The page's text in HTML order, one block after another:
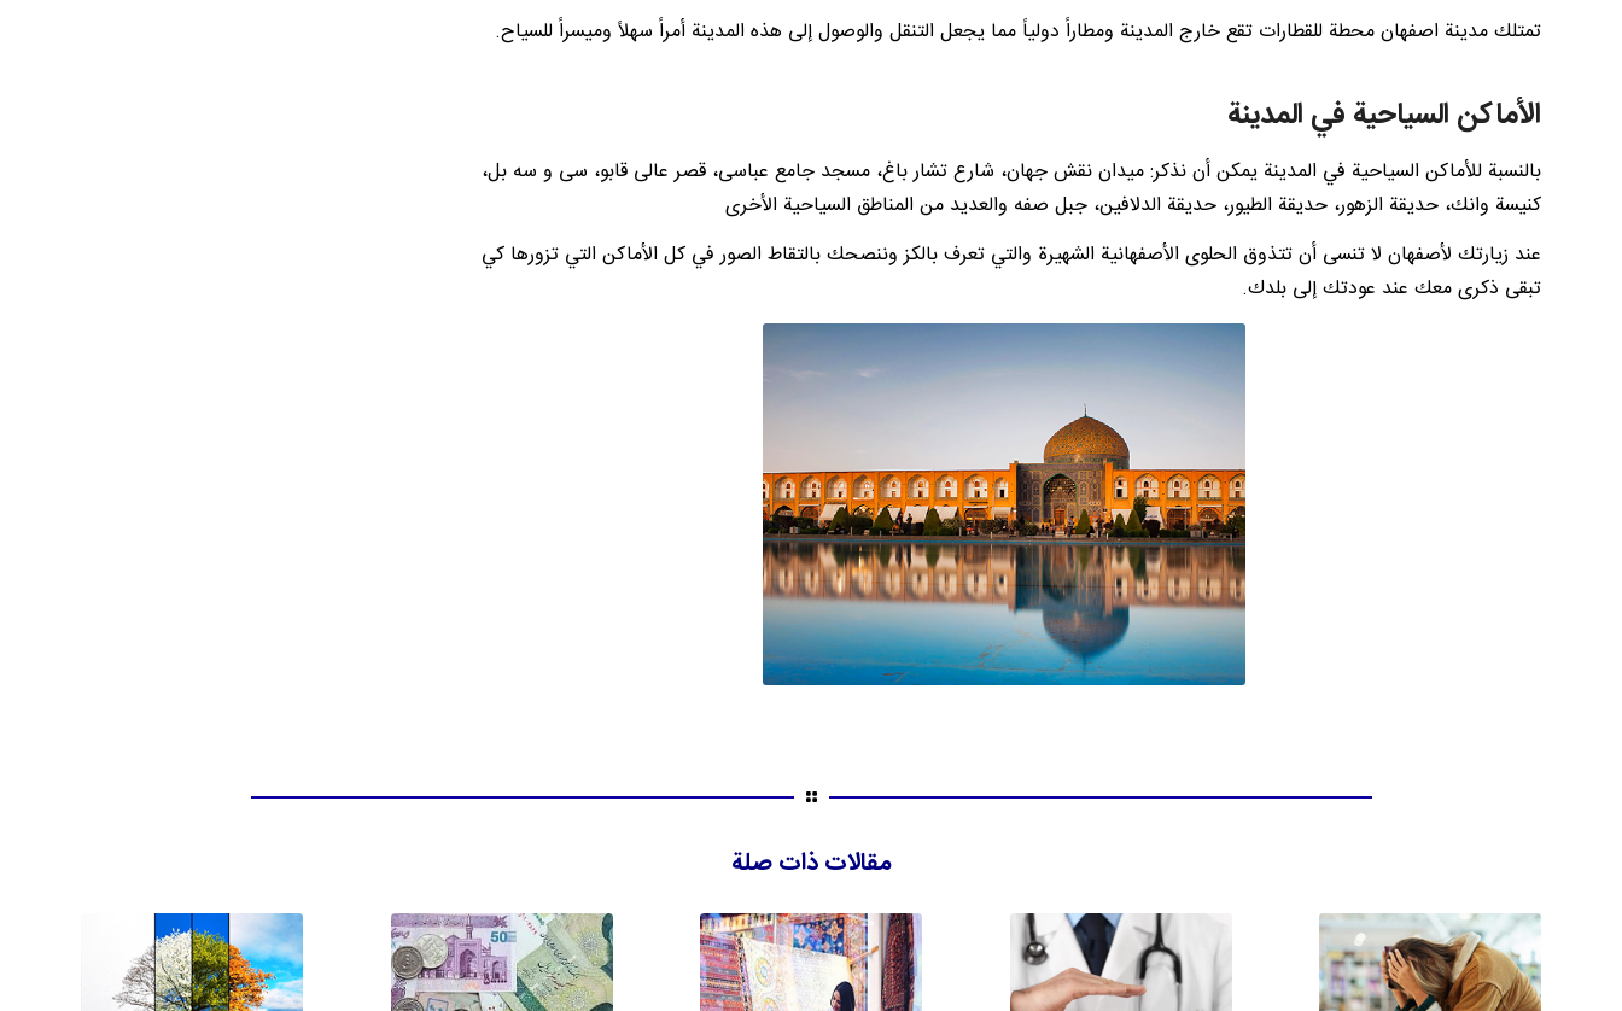
تمتلك مدينة اصفهان محطة للقطارات تقع خارج المدينة ومطاراً دولياً مما يجعل التنقل والوصول إلى هذه المدينة أمراً سهلاً وميسراً للسياح.
الأماكن السياحية في المدينة
بالنسبة للأماكن السياحية في المدينة يمكن أن نذكر: میدان نقش جهان، شارع تشار باغ، مسجد جامع عباسی، قصر عالی قابو، سی و سه بل،
كنيسة وانك، حديقة الزهور، حديقة الطيور، حديقة الدلافين، جبل صفه والعديد من المناطق السياحية الأخرى
عند زيارتك لأصفهان لا تنسى أن تتذوق الحلوى الأصفهانية الشهيرة والتي تعرف بالكز وننصحك بالتقاط الصور في كل الأماكن التي تزورها كي
تبقى ذكرى معك عند عودتك إلى بلدك.
مقالات ذات صلة